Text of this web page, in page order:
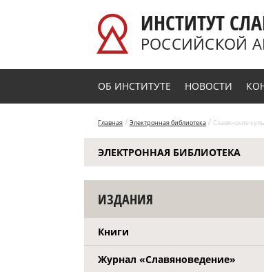
ИНСТИТУТ
РОССИЙСКОЙ
ОБ ИНСТИТУТЕ НОВОСТИ
Главная / Электронная библиотека / Славянские
ЭЛЕКТРОННАЯ БИБЛИОТЕКА
ИЗДАНИЯ
Книги
Журнал «Славяноведение»